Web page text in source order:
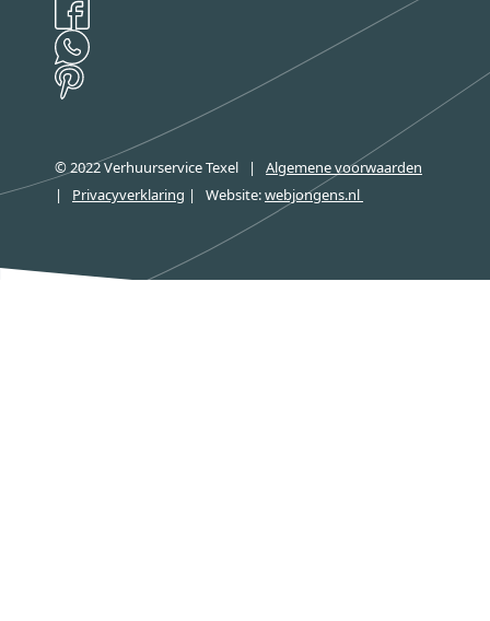
© 2022 Verhuurservice Texel |
Algemene voorwaarden
|
Privacyverklaring | Website:webjongens.nl